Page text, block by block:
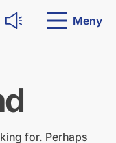
Läs upp Meny
for. Perhaps